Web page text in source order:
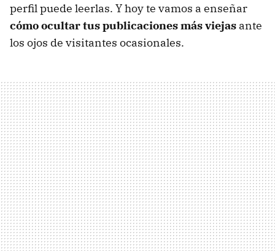
perfil puede leerlas. Y hoy te vamos a enseñar
cómo ocultar tus publicaciones más viejas ante
los ojos de visitantes ocasionales.